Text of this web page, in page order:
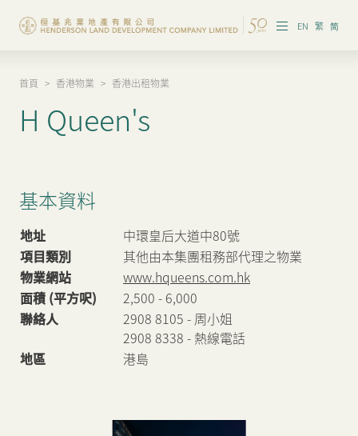
EN 繁 简
集團概覽
投資者資訊
內地物業
企業管治
可持續發展
我們的團隊
品牌理念
首頁 > 香港物業 > 香港出租物業
H Queen's
基本資料
地址
中環皇后大道中80號
項目類別
其他由本集團租務部代理之物業
物業網站
www.hqueens.com.hk
面積 (平方呎)
2,500 - 6,000
聯絡人
2908 8105 - 周小姐
2908 8338 - 熱線電話
地區
港島